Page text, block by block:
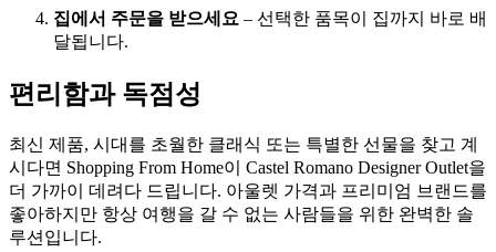
집에서 주문을 받으세요 – 선택한 품목이 집까지 바로 배
달됩니다.
편리함과 독점성
최신 제품, 시대를 초월한 클래식 또는 특별한 선물을 찾고 계
시다면 Shopping From Home이 Castel Romano Designer Outlet을
더 가까이 데려다 드립니다. 아울렛 가격과 프리미엄 브랜드를
좋아하지만 항상 여행을 갈 수 없는 사람들을 위한 완벽한 솔
루션입니다.